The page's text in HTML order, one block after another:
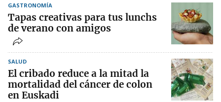
GASTRONOMÍA
Tapas creativas para tus lunchs
de verano con amigos
SALUD
El cribado reduce a la mitad la
mortalidad del cáncer de colon
en Euskadi